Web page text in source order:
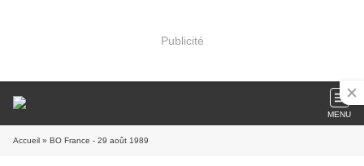
Publicité
MENU
Accueil » BO France - 29 août 1989